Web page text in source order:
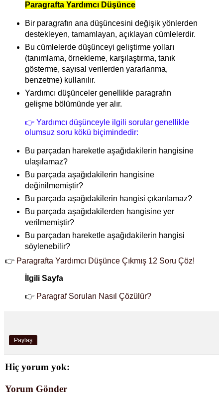
Paragrafta Yardımcı Düşünce
Bir paragrafın ana düşüncesini değişik yönlerden
destekleyen, tamamlayan, açıklayan cümlelerdir.
Bu cümlelerde düşünceyi geliştirme yolları
(tanımlama, örnekleme, karşılaştırma, tanık
gösterme, sayısal verilerden yararlanma,
benzetme) kullanılır.
Yardımcı düşünceler genellikle paragrafın
gelişme bölümünde yer alır.
👉 Yardımcı düşünceyle ilgili sorular genellikle
olumsuz soru kökü biçimindedir:
Bu parçadan hareketle aşağıdakilerin hangisine
ulaşılamaz?
Bu parçada aşağıdakilerin hangisine
değinilmemiştir?
Bu parçada aşağıdakilerin hangisi çıkarılamaz?
Bu parçada aşağıdakilerden hangisine yer
verilmemiştir?
Bu parçadan hareketle aşağıdakilerin hangisi
söylenebilir?
👉 Paragrafta Yardımcı Düşünce Çıkmış 12 Soru Çöz!
İlgili Sayfa
👉 Paragraf Soruları Nasıl Çözülür?
Paylaş
Hiç yorum yok:
Yorum Gönder